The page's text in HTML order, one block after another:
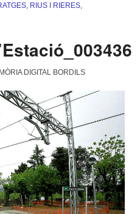
, RIUS I RIERES,
DIGITAL BORDILS